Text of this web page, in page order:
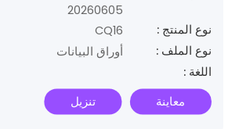
P100 (5~10kW)
S-BOX
Smart Meter
Smart WB
Smart WiLan
WIFI
20260605
نوع المنتج :
CQ16
نوع الملف :
أوراق البيانات
اللغة :
معاينة
تنزيل